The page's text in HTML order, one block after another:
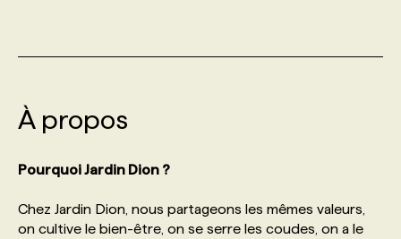
INITIATIVES NUMÉRIQUES
PRIX ET DISTINCTIONS
TENDANCES
MARKETING DURABLE
ÉVÉNEMENTIEL
NOS AUTEUR‧RICES
ANNONCEZ AVEC NOUS
PROFIL ENTREPRISE
FAQ
ANNONCEZ AVEC NOUS
PROFIL CANDIDAT
ANNONCEZ AVEC NOUS
NOS PARCOURS DE FORMATIONS
FORMATIONS PERSONNALISÉES
NOS FORMATEUR‧RICES
POURQUOI CHOISIR NOS FORMATIONS
SERVICE DE CHASSE DE TÊTE
NOS TARIFS
NOS EXPERTISES
FAQ
À propos
Pourquoi Jardin Dion ?
Chez Jardin Dion, nous partageons les mêmes valeurs,
on cultive le bien-être, on se serre les coudes, on a le